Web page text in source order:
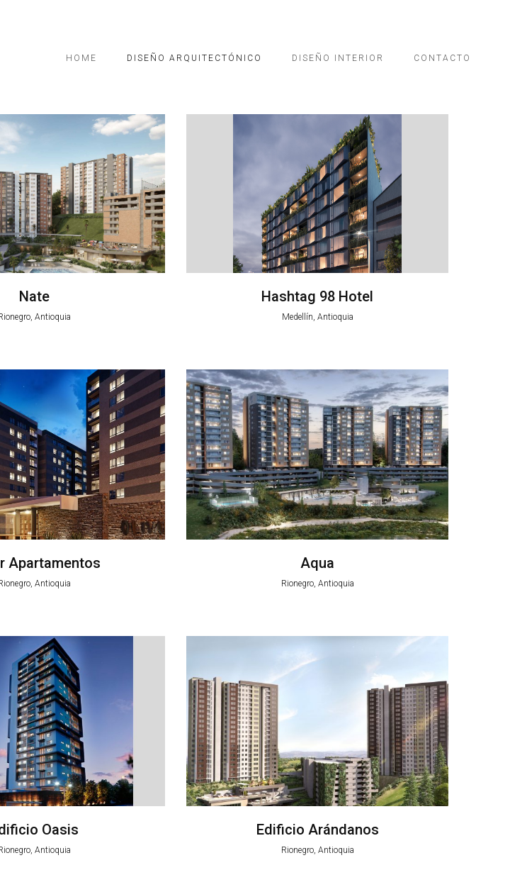
HOME DISEÑO ARQUITECTÓNICO DISEÑO INTERIOR CONTACTO
Nate
Antioquia
Hashtag 98 Hotel
Medellín, Antioquia
Apartamentos
Antioquia
Aqua
Rionegro, Antioquia
Oasis
Antioquia
Edificio Arándanos
Rionegro, Antioquia